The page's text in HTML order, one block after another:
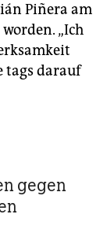
Piñera am
„Ich
tags darauf
gegen